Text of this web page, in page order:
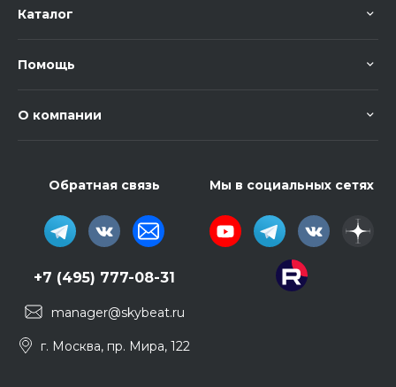
Каталог
Помощь
О компании
Обратная связь
+7 (495) 777-08-31
manager@skybeat.ru
г. Москва, пр. Мира, 122
Мы в социальных сетях